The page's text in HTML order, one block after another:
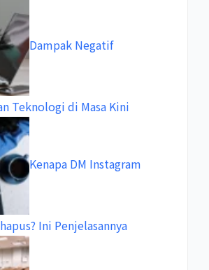
Dampak Negatif
Teknologi di Masa Kini
Kenapa DM Instagram
Ini Penjelasannya